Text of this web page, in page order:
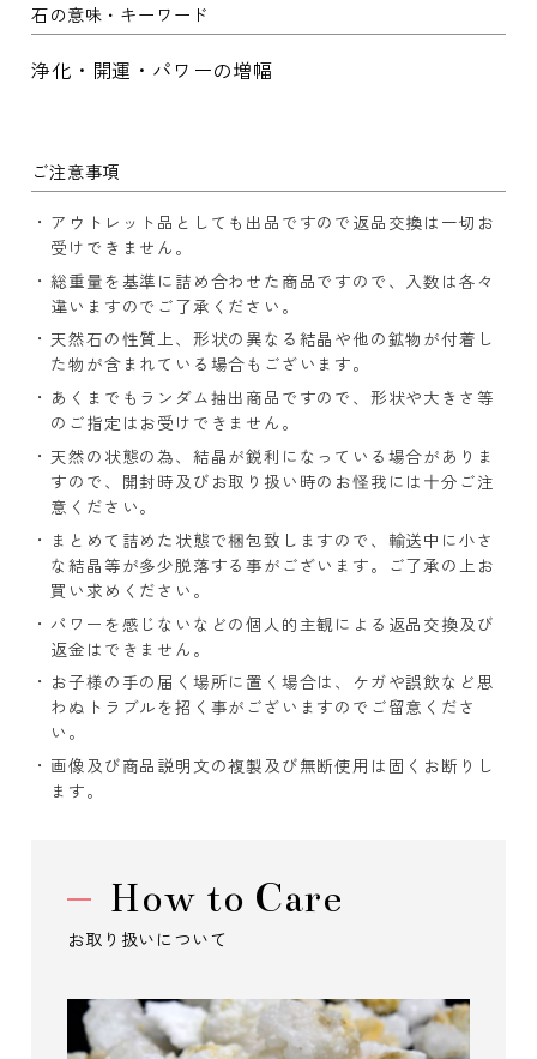
石の意味・キーワード
浄化・開運・パワーの増幅
ご注意事項
アウトレット品としても出品ですので返品交換は一切お
受けできません。
総重量を基準に詰め合わせた商品ですので、入数は各々
違いますのでご了承ください。
天然石の性質上、形状の異なる結晶や他の鉱物が付着し
た物が含まれている場合もございます。
あくまでもランダム抽出商品ですので、形状や大きさ等
のご指定はお受けできません。
天然の状態の為、結晶が鋭利になっている場合がありま
すので、開封時及びお取り扱い時のお怪我には十分ご注
意ください。
まとめて詰めた状態で梱包致しますので、輸送中に小さ
な結晶等が多少脱落する事がございます。ご了承の上お
買い求めください。
パワーを感じないなどの個人的主観による返品交換及び
返金はできません。
お子様の手の届く場所に置く場合は、ケガや誤飲など思
わぬトラブルを招く事がございますのでご留意くださ
い。
画像及び商品説明文の複製及び無断使用は固くお断りし
ます。
How to Care
お取り扱いについて